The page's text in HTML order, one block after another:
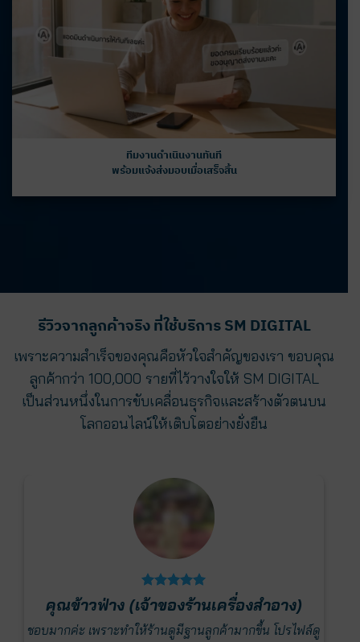
ทีมงานดำเนินงานทันที
พร้อมแจ้งส่งมอบเมื่อเสร็จสิ้น
รีวิวจากลูกค้าจริง ที่ใช้บริการ SM DIGITAL
เพราะความสำเร็จของคุณคือหัวใจสำคัญของเรา ขอบคุณ
ลูกค้ากว่า 100,000 รายที่ไว้วางใจให้ SM DIGITAL
เป็นส่วนหนึ่งในการขับเคลื่อนธุรกิจและสร้างตัวตนบน
โลกออนไลน์ให้เติบโตอย่างยั่งยืน
คุณข้าวฟ่าง (เจ้าของร้านเครื่องสำอาง)
ชอบมากค่ะ เพราะทำให้ร้านดูมีฐานลูกค้ามากขึ้น โปรไฟล์ดู